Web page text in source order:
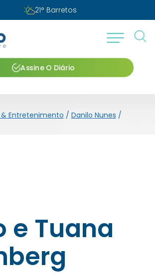
21° Barretos
Assine O Diário
& Entretenimento / Danilo Nunes /
e Tuana